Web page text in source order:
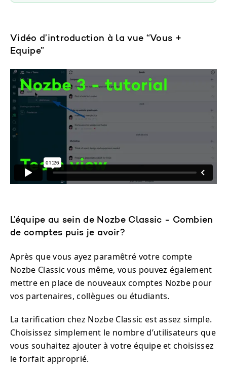
Vidéo d’introduction à la vue “Vous +
Equipe”
L’équipe au sein de Nozbe Classic - Combien
de comptes puis je avoir?
Après que vous ayez paramêtré votre compte
Nozbe Classic vous même, vous pouvez également
mettre en place de nouveaux comptes Nozbe pour
vos partenaires, collègues ou étudiants.
La tarification chez Nozbe Classic est assez simple.
Choisissez simplement le nombre d’utilisateurs que
vous souhaitez ajouter à votre équipe et choisissez
le forfait approprié.